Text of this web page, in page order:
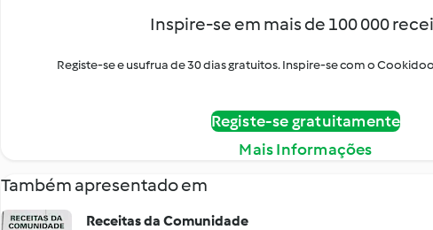
Inspire-se em mais de 100 000
Registe-se e usufrua de 30 dias gratuitos. Inspire-se com o
Registe-se gratuitamente
Mais Informações
Também apresentado em
Receitas da Comunidade